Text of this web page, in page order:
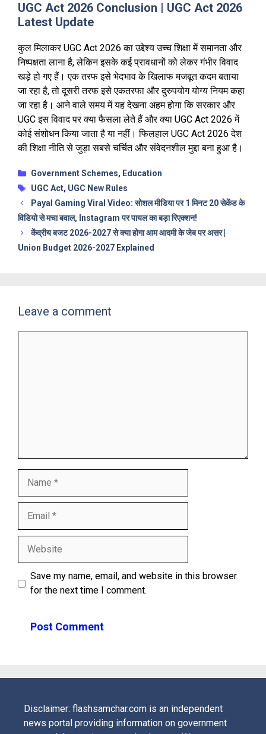
UGC Act 2026 Conclusion | UGC Act 2026
Latest Update
कुल मिलाकर UGC Act 2026 का उद्देश्य उच्च शिक्षा में समानता और
निष्पक्षता लाना है, लेकिन इसके कई प्रावधानों को लेकर गंभीर विवाद
खड़े हो गए हैं। एक तरफ इसे भेदभाव के खिलाफ मजबूत कदम बताया
जा रहा है, तो दूसरी तरफ इसे एकतरफा और दुरुपयोग योग्य नियम कहा
जा रहा है। आने वाले समय में यह देखना अहम होगा कि सरकार और
UGC इस विवाद पर क्या फैसला लेते हैं और क्या UGC Act 2026 में
कोई संशोधन किया जाता है या नहीं। फिलहाल UGC Act 2026 देश
की शिक्षा नीति से जुड़ा सबसे चर्चित और संवेदनशील मुद्दा बना हुआ है।
Categories
Government Schemes, Education
Tags
UGC Act, UGC New Rules
Payal Gaming Viral Video: सोशल मीडिया पर 1 मिनट 20 सेकेंड के
विडियो से मचा बवाल, Instagram पर पायल का बड़ा रिएक्शन!
केंद्रीय बजट 2026-2027 से क्या होगा आम आदमी के जेब पर असर |
Union Budget 2026-2027 Explained
Leave a comment
Save my name, email, and website in this browser
for the next time I comment.
Disclaimer: flashsamchar.com is an independent
news portal providing information on government